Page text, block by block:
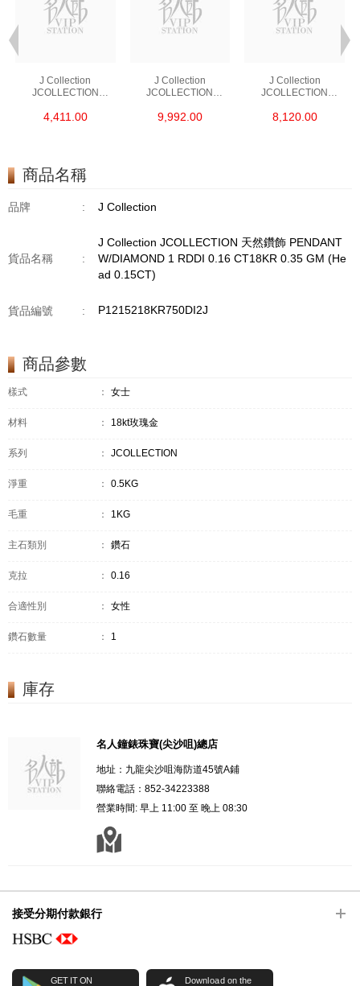
J Collection
JCOLLECTION
RDDI 0.48 CT18KR
4,411.00
J Collection
JCOLLECTION
RDDI 1.34 CT18KW
9,992.00
J Collection
JCOLLECTION
W/DIAMOND 7
8,120.00
商品名稱
品牌 : J Collection
貨品名稱 :
J Collection JCOLLECTION 天然鑽飾 PENDANT
W/DIAMOND 1 RDDI 0.16 CT18KR 0.35 GM (He
ad 0.15CT)
貨品編號 : P1215218KR750DI2J
商品參數
樣式 ： 女士
材料 ： 18kt玫瑰金
系列 ： JCOLLECTION
淨重 ： 0.5KG
毛重 ： 1KG
主石類別 ： 鑽石
克拉 ： 0.16
合適性別 ： 女性
鑽石數量 ： 1
庫存
名人鐘錶珠寶(尖沙咀)總店
地址：九龍尖沙咀海防道45號A鋪
聯絡電話：852-34223388
營業時間: 早上 11:00 至 晚上 08:30
接受分期付款銀行
GET IT ON Download on the